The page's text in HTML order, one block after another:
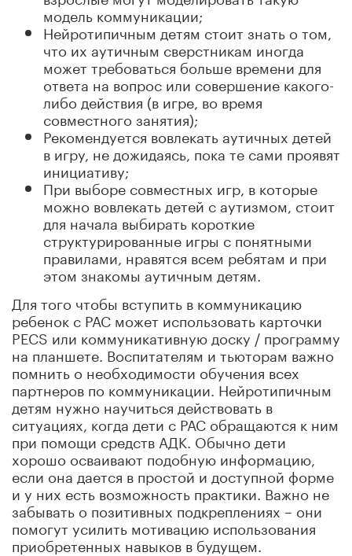
модель коммуникации;
Нейротипичным детям стоит знать о том,
что их аутичным сверстникам иногда
может требоваться больше времени для
ответа на вопрос или совершение какого-
либо действия (в игре, во время
совместного занятия);
Рекомендуется вовлекать аутичных детей
в игру, не дожидаясь, пока те сами проявят
инициативу;
При выборе совместных игр, в которые
можно вовлекать детей с аутизмом, стоит
для начала выбирать короткие
структурированные игры с понятными
правилами, нравятся всем ребятам и при
этом знакомы аутичным детям.
Для того чтобы вступить в коммуникацию
ребенок с РАС может использовать карточки
PECS или коммуникативную доску / программу
на планшете. Воспитателям и тьюторам важно
помнить о необходимости обучения всех
партнеров по коммуникации. Нейротипичным
детям нужно научиться действовать в
ситуациях, когда дети с РАС обращаются к ним
при помощи средств АДК. Обычно дети
хорошо осваивают подобную информацию,
если она дается в простой и доступной форме
и у них есть возможность практики. Важно не
забывать о позитивных подкреплениях – они
помогут усилить мотивацию использования
приобретенных навыков в будущем.